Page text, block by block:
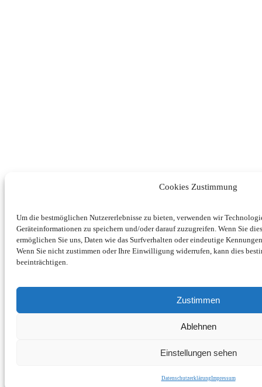
Cookies Zustimmung
Um die bestmöglichen Nutzererlebnisse zu bieten, verwenden wir
Geräteinformationen zu speichern und/oder darauf zuzugreifen. Wenn Sie
ermöglichen Sie uns, Daten wie das Surfverhalten oder eindeutige
Wenn Sie nicht zustimmen oder Ihre Einwilligung widerrufen, kann dies
beeinträchtigen.
Zustimmen
Ablehnen
Einstellungen sehen
DatenschutzerklärungImpressum